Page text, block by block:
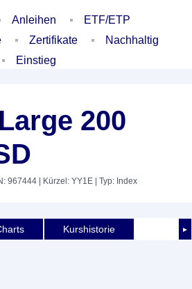
Anleihen
ETF/ETP
Zertifikate
Nachhaltig
Einstieg
200
967444 | Kürzel: YY1E | Typ: Index
►
Kurshistorie